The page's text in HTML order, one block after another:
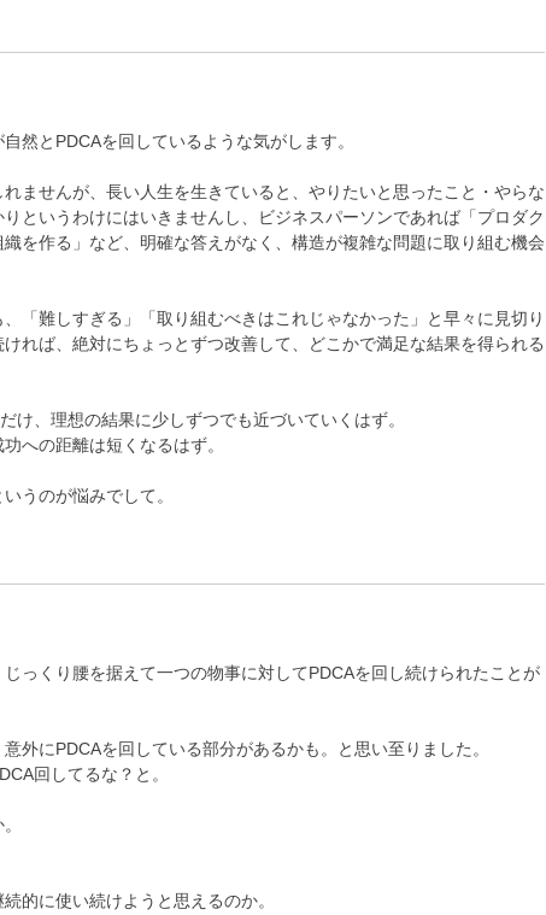
然とPDCAを回しているような気がします。
ませんが、長い人生を生きていると、やりたいと思ったこと・やらな
というわけにはいきませんし、ビジネスパーソンであれば「プロダク
を作る」など、明確な答えがなく、構造が複雑な問題に取り組む機会
「難しすぎる」「取り組むべきはこれじゃなかった」と早々に見切り
れば、絶対にちょっとずつ改善して、どこかで満足な結果を得られる
け、理想の結果に少しずつでも近づいていくはず。
への距離は短くなるはず。
うのが悩みでして。
っくり腰を据えて一つの物事に対してPDCAを回し続けられたことが
外にPDCAを回している部分があるかも。と思い至りました。
回してるな？と。
的に使い続けようと思えるのか。